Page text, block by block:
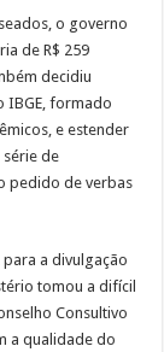
o governo
de R$ 259
decidiu
IBGE, formado
e estender
série de
pedido de verbas
a divulgação
tomou a difícil
Consultivo
a qualidade do